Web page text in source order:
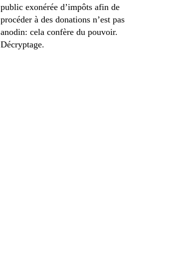
public exonérée d’impôts afin de
procéder à des donations n’est pas
anodin: cela confère du pouvoir.
Décryptage.